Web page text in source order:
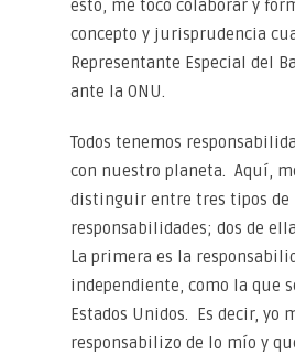
esto, me tocó colaborar y
concepto y jurisprudencia
Representante Especial del
ante la ONU.
Todos tenemos
con nuestro planeta. Aquí,
distinguir entre tres tipos de
responsabilidades; dos de
La primera es la
independiente, como la que
Estados Unidos. Es decir, yo
responsabilizo de lo mío y